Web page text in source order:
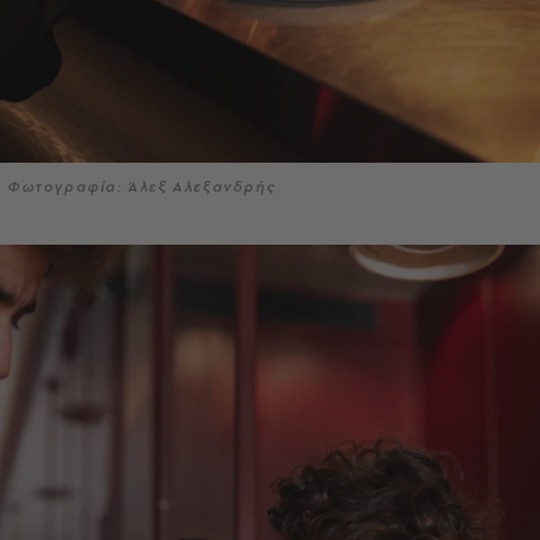
Φωτογραφία: Άλεξ Αλεξανδρής